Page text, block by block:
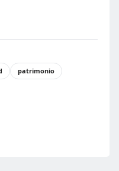
patrimonio